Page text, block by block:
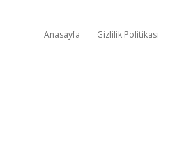
Anasayfa Gizlilik Politikası